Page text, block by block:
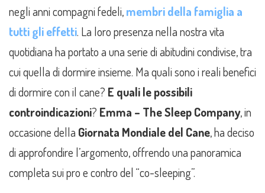
negli anni compagni fedeli,membri della famiglia a
tutti gli effetti. La loro presenza nella nostra vita
quotidiana ha portato a una serie di abitudini condivise, tra
cui quella di dormire insieme. Ma quali sono i reali benefici
di dormire con il cane? E quali le possibili
controindicazioni? Emma – The Sleep Company, in
occasione della Giornata Mondiale del Cane, ha deciso
di approfondire l’argomento, offrendo una panoramica
completa sui pro e contro del “co-sleeping”.